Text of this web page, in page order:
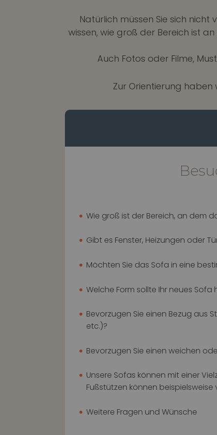
Natürlich müssen Sie sich
wissen, wie groß der Bereich ist
Auch Fotos oder Filme,
Zur Orientierung haben
Wie groß ist der Bereich, an dem
Gibt es Fenster, Heizungen oder
Möchten Sie das Sofa in eine
Welche Form sollte Ihr neues Sofa
Bevorzugen Sie einen Bezug aus
etc.)?
Bevorzugen Sie einen weichen
Unsere Sofas können mit einer
Fußstützen können
Weitere Fragen und Wünsche